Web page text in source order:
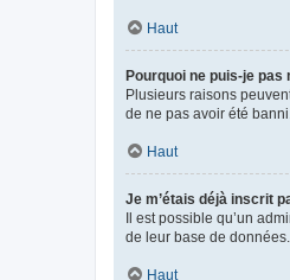
Haut
Pourquoi ne puis-je pas
Plusieurs raisons
de ne pas avoir été
Haut
Je m’étais déjà inscrit
Il est possible qu’un
de leur base de
Haut